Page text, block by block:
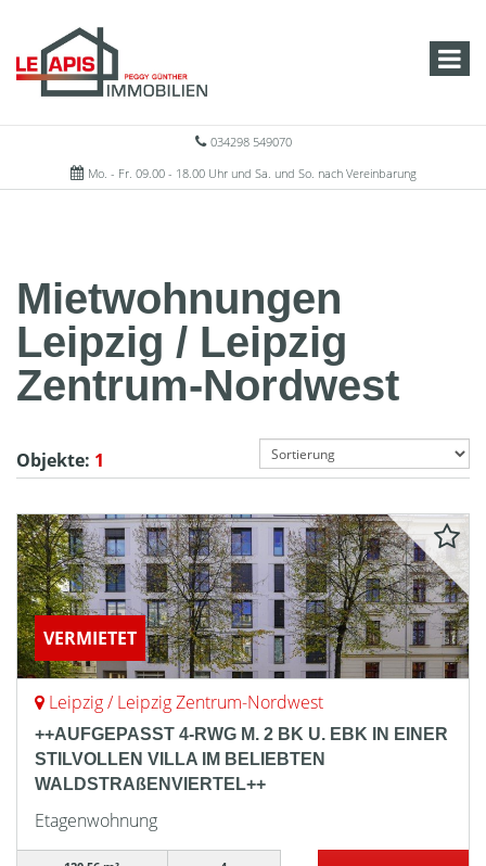
034298 549070
Mo. - Fr. 09.00 - 18.00 Uhr und Sa. und So. nach Vereinbarung
Mietwohnungen
Leipzig / Leipzig
Zentrum-Nordwest
Objekte: 1
VERMIETET
Leipzig / Leipzig Zentrum-Nordwest
++AUFGEPASST 4-RWG M. 2 BK U. EBK IN EINER
STILVOLLEN VILLA IM BELIEBTEN
WALDSTRAßENVIERTEL++
Etagenwohnung